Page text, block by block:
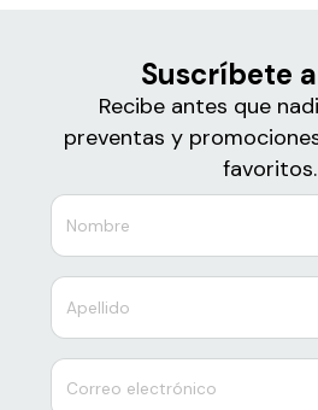
Suscríbete
Recibe antes que
preventas y
favoritos.